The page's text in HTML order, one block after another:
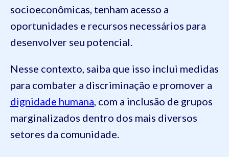
socioeconômicas, tenham acesso a
oportunidades e recursos necessários para
desenvolver seu potencial.
Nesse contexto, saiba que isso inclui medidas
para combater a discriminação e promover a
dignidade humana, com a inclusão de grupos
marginalizados dentro dos mais diversos
setores da comunidade.